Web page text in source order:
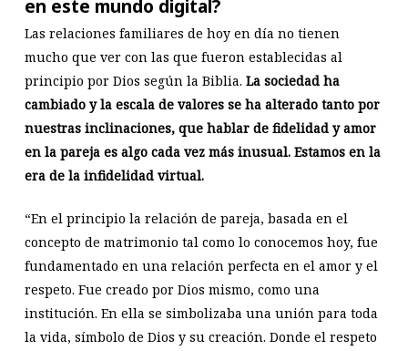
en este mundo digital?
Las relaciones familiares de hoy en día no tienen
mucho que ver con las que fueron establecidas al
principio por Dios según la Biblia. La sociedad ha
cambiado y la escala de valores se ha alterado tanto por
nuestras inclinaciones, que hablar de fidelidad y amor
en la pareja es algo cada vez más inusual. Estamos en la
era de la infidelidad virtual.
“En el principio la relación de pareja, basada en el
concepto de matrimonio tal como lo conocemos hoy, fue
fundamentado en una relación perfecta en el amor y el
respeto. Fue creado por Dios mismo, como una
institución. En ella se simbolizaba una unión para toda
la vida, símbolo de Dios y su creación. Donde el respeto